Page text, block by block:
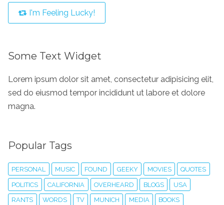
I'm Feeling Lucky!
Some Text Widget
Lorem ipsum dolor sit amet, consectetur adipisicing elit,
sed do eiusmod tempor incididunt ut labore et dolore
magna.
Popular Tags
PERSONAL MUSIC FOUND GEEKY MOVIES QUOTES
POLITICS CALIFORNIA OVERHEARD BLOGS USA
RANTS WORDS TV MUNICH MEDIA BOOKS